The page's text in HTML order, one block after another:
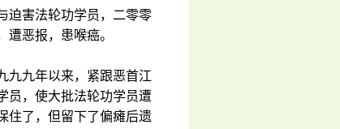
迫害法轮功学员，二零零
恶报，患喉癌。
九九年以来，紧跟恶首江
员，使大批法轮功学员遭
住了，但留下了偏瘫后遗